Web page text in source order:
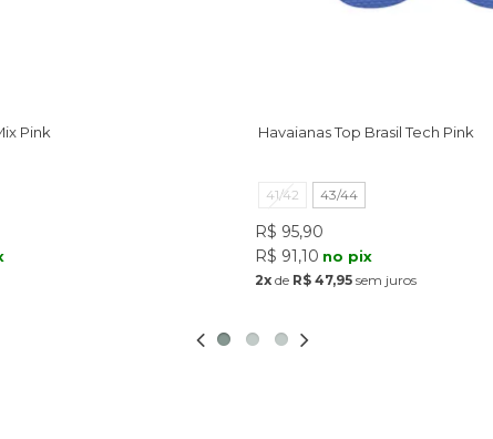
Pink Havaianas Top Brasil Tech Pink
41/42 43/44
R$ 95,90
R$ 91,10 no pix
2x de R$ 47,95 sem juros